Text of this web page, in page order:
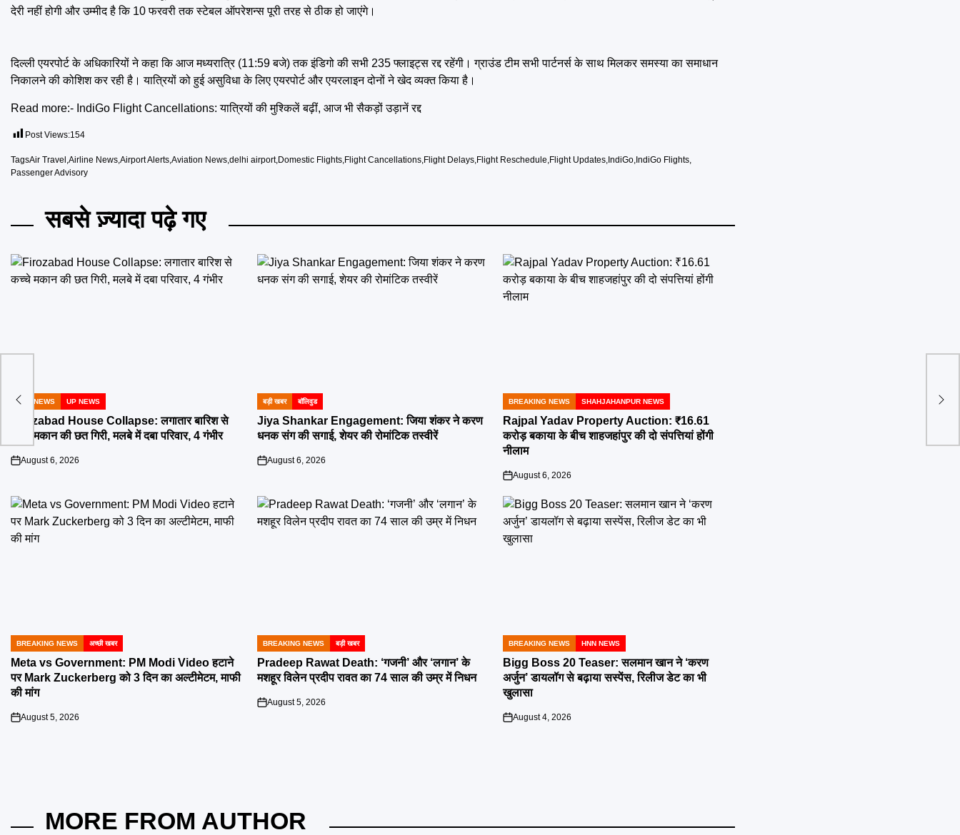
देरी नहीं होगी और उम्मीद है कि 10 फरवरी तक स्टेबल ऑपरेशन्स पूरी तरह से ठीक हो जाएंगे।
दिल्ली एयरपोर्ट के अधिकारियों ने कहा कि आज मध्यरात्रि (11:59 बजे) तक इंडिगो की सभी 235 फ्लाइट्स रद्द रहेंगी। ग्राउंड टीम सभी पार्टनर्स के साथ मिलकर समस्या का समाधान
निकालने की कोशिश कर रही है। यात्रियों को हुई असुविधा के लिए एयरपोर्ट और एयरलाइन दोनों ने खेद व्यक्त किया है।
Read more:- IndiGo Flight Cancellations: यात्रियों की मुश्किलें बढ़ीं, आज भी सैकड़ों उड़ानें रद्द
Post Views:154
TagsAir Travel Airline News Airport Alerts Aviation News delhi airport, Domestic Flights Flight Cancellations Flight Delays Flight Reschedule Flight Updates IndiGo IndiGo Flights
Passenger Advisory
सबसे ज़्यादा पढ़े गए
POSTED
HNN NEWS UP NEWS
Firozabad House Collapse: लगातार बारिश से
कच्चे मकान की छत गिरी, मलबे में दबा परिवार, 4 गंभीर
on
August 6, 2026
POSTED
IN
बड़ी खबर बॉलिवुड
Jiya Shankar Engagement: जिया शंकर ने करण
धनक संग की सगाई, शेयर की रोमांटिक तस्वीरें
on
August 6, 2026
POSTED
IN
BREAKING NEWS SHAHJAHANPUR NEWS
Rajpal Yadav Property Auction: ₹16.61
करोड़ बकाया के बीच शाहजहांपुर की दो संपत्तियां होंगी
नीलाम
on
August 6, 2026
POSTED
IN
BREAKING NEWS अच्छी खबर
Meta vs Government: PM Modi Video हटाने
पर Mark Zuckerberg को 3 दिन का अल्टीमेटम, माफी
की मांग
on
August 5, 2026
POSTED
IN
BREAKING NEWS बड़ी खबर
Pradeep Rawat Death: ‘गजनी’ और ‘लगान’ के
मशहूर विलेन प्रदीप रावत का 74 साल की उम्र में निधन
on
August 5, 2026
POSTED
IN
BREAKING NEWS HNN NEWS
Bigg Boss 20 Teaser: सलमान खान ने ‘करण
अर्जुन’ डायलॉग से बढ़ाया सस्पेंस, रिलीज डेट का भी
खुलासा
on
August 4, 2026
MORE FROM AUTHOR